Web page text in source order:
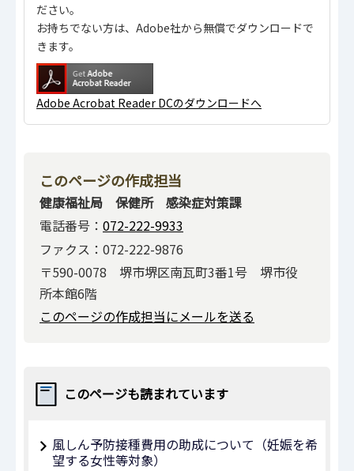
ださい。
お持ちでない方は、Adobe社から無償でダウンロードで
きます。
Adobe Acrobat Reader DCのダウンロードへ
このページの作成担当
健康福祉局 保健所 感染症対策課
電話番号： 072-222-9933
ファクス：072-222-9876
〒590-0078 堺市堺区南瓦町3番1号 堺市役
所本館6階
このページの作成担当にメールを送る
このページも読まれています
風しん予防接種費用の助成について（妊娠を希
望する女性等対象）